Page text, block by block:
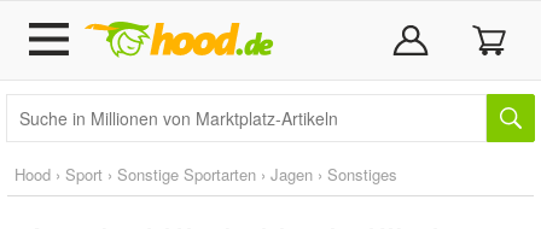
Hood › Sport › Sonstige Sportarten › Jagen › Sonstiges